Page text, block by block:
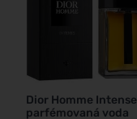
Dior Homme Intense
parfémovaná voda